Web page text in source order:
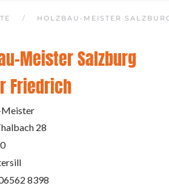
HOLZBAU-MEISTER
Meister Salzburg
Friedrich
28
8398